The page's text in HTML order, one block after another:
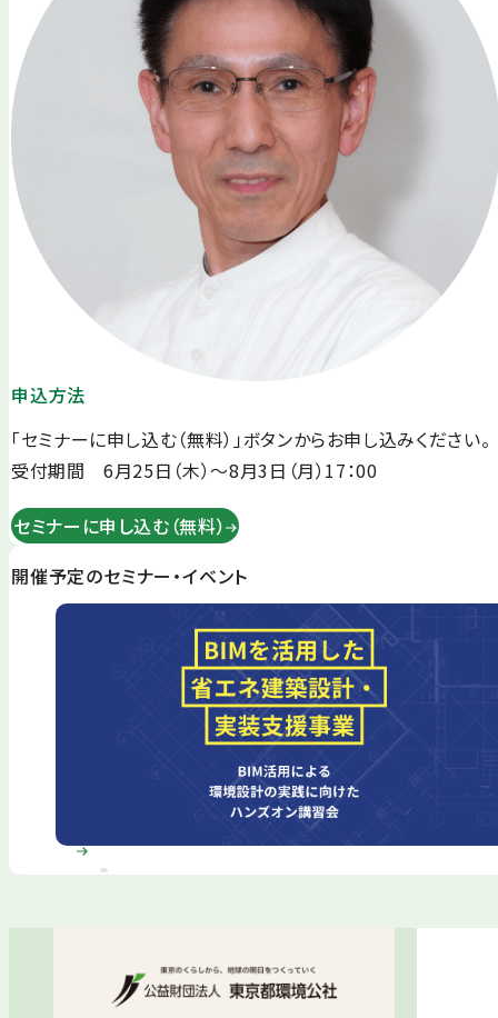
申込方法
「セミナーに申し込む（無料）」ボタンからお申し込みください。
受付期間 6月25日（木）～8月3日（月）17：00
セミナーに申し込む（無料）
開催予定のセミナー・イベント